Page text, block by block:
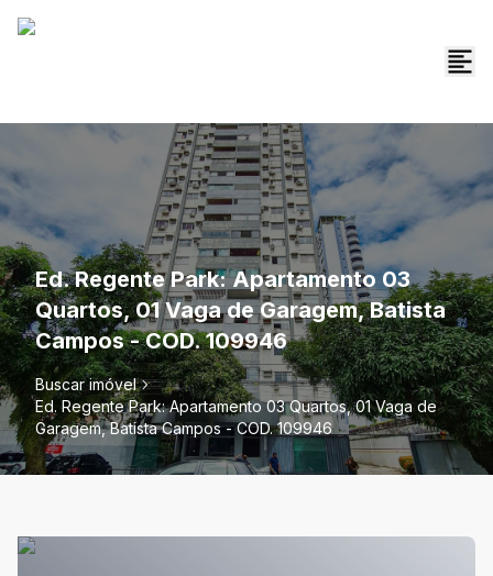
Ed. Regente Park: Apartamento 03
Quartos, 01 Vaga de Garagem, Batista
Campos - COD. 109946
Buscar imóvel
Ed. Regente Park: Apartamento 03 Quartos, 01 Vaga de
Garagem, Batista Campos - COD. 109946